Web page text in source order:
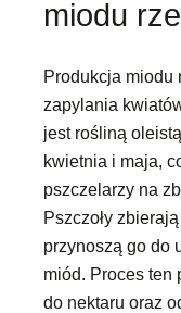
miodu
Produkcja miodu
zapylania
jest rośliną
kwietnia i maja,
pszczelarzy na
Pszczoły
przynoszą go do
miód. Proces ten
do nektaru oraz